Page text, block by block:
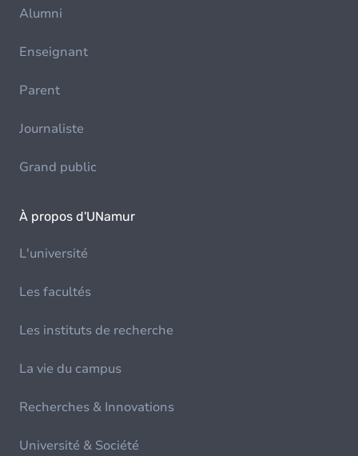
Alumni
Enseignant
Parent
Journaliste
Grand public
À propos d'UNamur
L'université
Les facultés
Les instituts de recherche
La vie du campus
Recherches & Innovations
Université & Société